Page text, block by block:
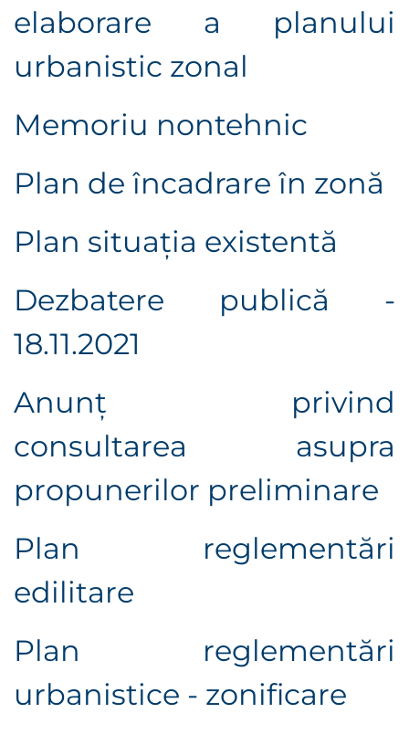
elaborare a planului
urbanistic zonal
Memoriu nontehnic
Plan de încadrare în zonă
Plan situaţia existentă
Dezbatere publică -
18.11.2021
Anunţ privind
consultarea asupra
propunerilor preliminare
Plan reglementări
edilitare
Plan reglementări
urbanistice - zonificare